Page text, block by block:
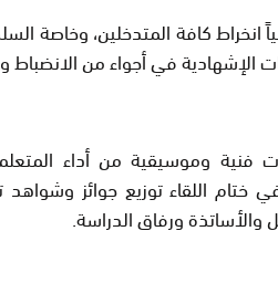
انخراط كافة المتدخلين، وخاصة
الإشهادية في أجواء من الانضباط
فنية وموسيقية من أداء
ختام اللقاء توزيع جوائز وشواهد
ورفاق الدراسة.